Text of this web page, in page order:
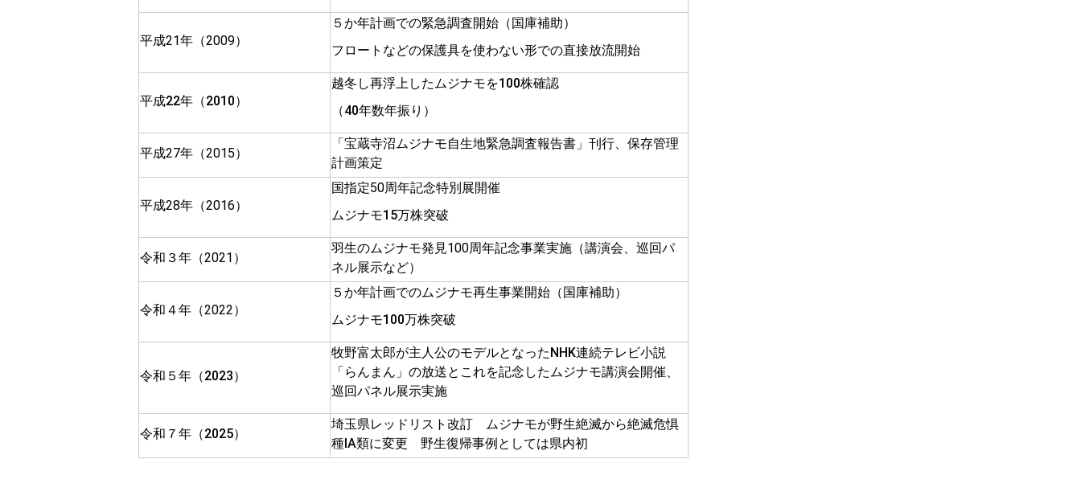
平成21年（2009）
５か年計画での緊急調査開始（国庫補助）
フロートなどの保護具を使わない形での直接放流開始
平成22年（2010）
越冬し再浮上したムジナモを100株確認
（40年数年振り）
平成27年（2015）
「宝蔵寺沼ムジナモ自生地緊急調査報告書」刊行、保存管理
計画策定
平成28年（2016）
国指定50周年記念特別展開催
ムジナモ15万株突破
令和３年（2021）
羽生のムジナモ発見100周年記念事業実施（講演会、巡回パ
ネル展示など）
令和４年（2022）
５か年計画でのムジナモ再生事業開始（国庫補助）
ムジナモ100万株突破
令和５年（2023）
牧野富太郎が主人公のモデルとなったNHK連続テレビ小説
「らんまん」の放送とこれを記念したムジナモ講演会開催、
巡回パネル展示実施
令和７年（2025）
埼玉県レッドリスト改訂 ムジナモが野生絶滅から絶滅危惧
種ⅠA類に変更 野生復帰事例としては県内初